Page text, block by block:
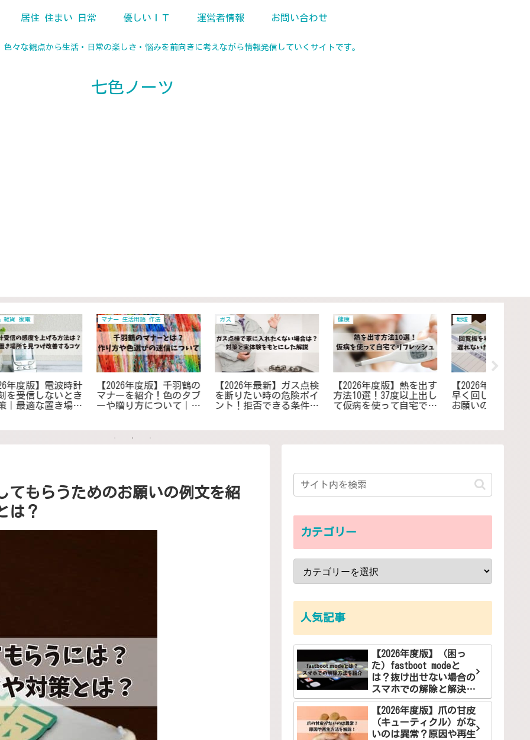
々な観点から生活・日常の楽しさ・悩みを前向きに考えながら情報発信していくサイトです。
七色ノーツ
居住 住まい 日常 優しいＩＴ 運営者情報 お問い合わせ
ガス
【2026年最新】ガス点検
を断りたい時の危険ポイ
ント！拒否できる条件と
健康
【2026年度版】熱を出す
方法10選！37度以上出し
て仮病を使って自宅でリ
地域
【2026年度版】回覧板を
早く回してもらうための
お願いの例文を紹介！遅
冷蔵庫 冷凍庫
【2026年度版】ミスドの
ドーナツは冷蔵庫で1週
間もつ？賞味期限は買っ
てもらうためのお願いの例文を紹
は？
カテゴリー
人気記事
【2026年度版】（困っ
た）fastboot modeと
は？抜け出せない場合の
スマホでの解除と解決方
法
【2026年度版】爪の甘皮
（キューティクル）がな
いのは異常？原因や再生